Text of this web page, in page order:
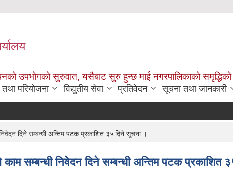
उपभोगको सुरुवात, यसैबाट सुरु हुन्छ माई नगरपालिकाको
परियोजना विद्युतीय सेवा प्रतिवेदन सूचना तथा जानकारी
दिने सम्बन्धी अन्तिम पटक प्रकाशित ३५ दिने सूचना ।
काम सम्बन्धी निवेदन दिने सम्बन्धी अन्तिम पटक प्रकाशित